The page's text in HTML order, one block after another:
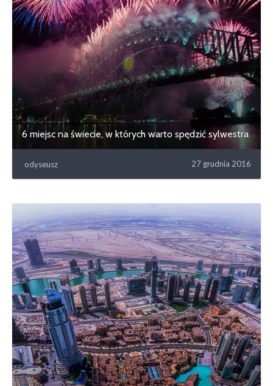
6 miejsc na świecie, w których warto spędzić sylwestra
odyseusz 27 grudnia 2016